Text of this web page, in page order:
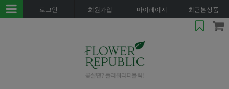
로그인 회원가입 마이페이지 최근본상품